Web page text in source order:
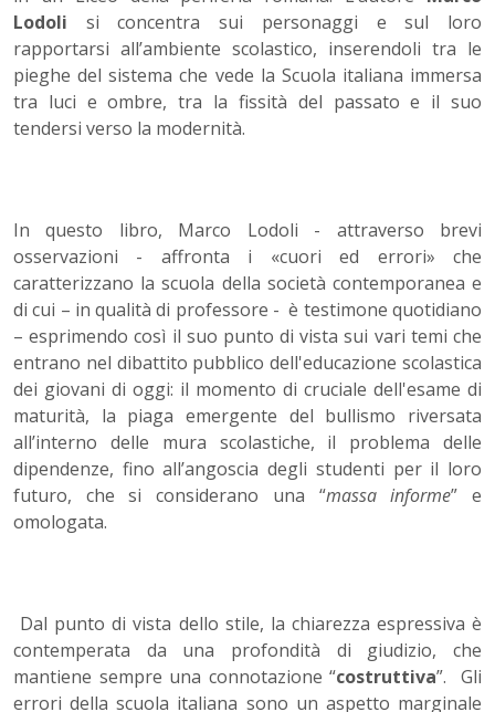
Lodoli si concentra sui personaggi e sul loro
rapportarsi all’ambiente scolastico, inserendoli tra le
pieghe del sistema che vede la Scuola italiana immersa
tra luci e ombre, tra la fissità del passato e il suo
tendersi verso la modernità.
In questo libro, Marco Lodoli - attraverso brevi
osservazioni - affronta i «cuori ed errori» che
caratterizzano la scuola della società contemporanea e
di cui – in qualità di professore - è testimone quotidiano
– esprimendo così il suo punto di vista sui vari temi che
entrano nel dibattito pubblico dell'educazione scolastica
dei giovani di oggi: il momento di cruciale dell'esame di
maturità, la piaga emergente del bullismo riversata
all’interno delle mura scolastiche, il problema delle
dipendenze, fino all’angoscia degli studenti per il loro
futuro, che si considerano una “massa informe” e
omologata.
Dal punto di vista dello stile, la chiarezza espressiva è
contemperata da una profondità di giudizio, che
mantiene sempre una connotazione “costruttiva”. Gli
errori della scuola italiana sono un aspetto marginale